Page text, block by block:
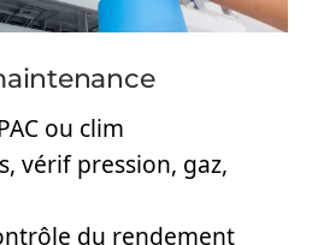
ou clim
vérif pression, gaz,
du rendement